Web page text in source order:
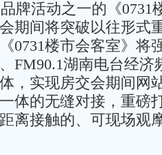
牌活动之一的《0731
期间将突破以往形式
0731楼市会客室》将
FM90.1湖南电台经济
，实现房交会期间网
体的无缝对接，重磅
离接触的、可现场观